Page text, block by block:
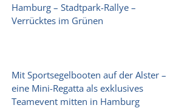
Hamburg – Stadtpark-Rallye –
Verrücktes im Grünen
Mit Sportsegelbooten auf der Alster –
eine Mini-Regatta als exklusives
Teamevent mitten in Hamburg